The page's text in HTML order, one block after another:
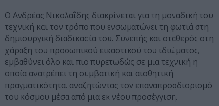
Ο Ανδρέας Νικολαΐδης διακρίνεται για τη μοναδική του
τεχνική και τον τρόπο που ενσωματώνει τη φωτιά στη
δημιουργική διαδικασία του. Συνεπής και σταθερός στη
χάραξη του προσωπικού εικαστικού του ιδιώματος,
εμβαθύνει όλο και πιο πυρετωδώς σε μια τεχνική η
οποία ανατρέπει τη συμβατική και αισθητική
πραγματικότητα, αναζητώντας τον επαναπροσδιορισμό
του κόσμου μέσα από μια εκ νέου προσέγγιση.